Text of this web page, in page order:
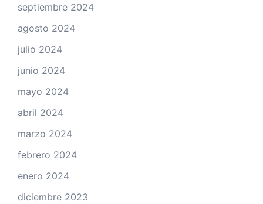
septiembre 2024
agosto 2024
julio 2024
junio 2024
mayo 2024
abril 2024
marzo 2024
febrero 2024
enero 2024
diciembre 2023